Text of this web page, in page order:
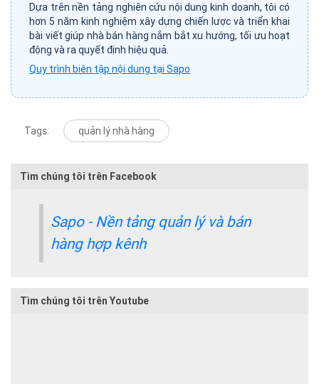
Dựa trên nền tảng nghiên cứu nội dung kinh doanh, tôi có
hơn 5 năm kinh nghiệm xây dựng chiến lược và triển khai
bài viết giúp nhà bán hàng nắm bắt xu hướng, tối ưu hoạt
động và ra quyết định hiệu quả.
Quy trình biên tập nội dung tại Sapo
Tags: quản lý nhà hàng
Tìm chúng tôi trên Facebook
Sapo - Nền tảng quản lý và bán
hàng hợp kênh
Tìm chúng tôi trên Youtube